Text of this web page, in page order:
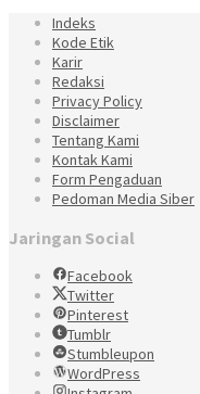
Indeks
Kode Etik
Karir
Redaksi
Privacy Policy
Disclaimer
Tentang Kami
Kontak Kami
Form Pengaduan
Pedoman Media Siber
Jaringan Social
Facebook
Twitter
Pinterest
Tumblr
Stumbleupon
WordPress